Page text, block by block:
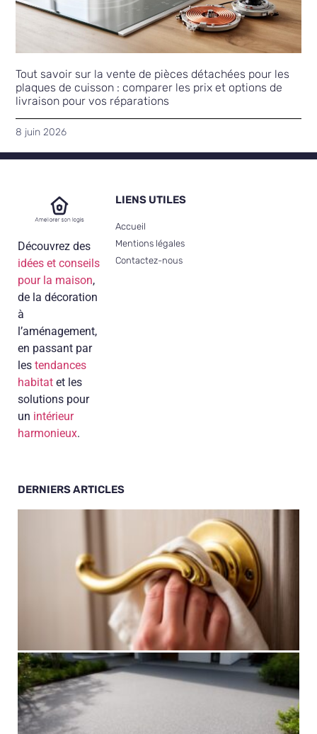
Tout savoir sur la vente de pièces détachées pour les
plaques de cuisson : comparer les prix et options de
livraison pour vos réparations
8 juin 2026
Découvrez des
idées et conseils
pour la maison,
de la décoration
à
l’aménagement,
en passant par
les tendances
habitat et les
solutions pour
un intérieur
harmonieux.
LIENS UTILES
Accueil
Mentions légales
Contactez-nous
DERNIERS ARTICLES